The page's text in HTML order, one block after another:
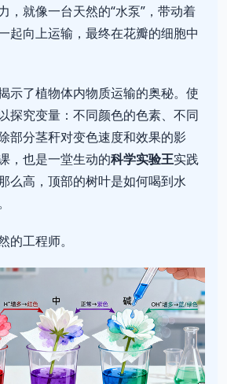
，就像一台天然的“水泵”，带动着
起向上运输，最终在花瓣的细胞中
示了植物体内物质运输的奥秘。使
探究变量：不同颜色的色素、不同
部分茎秆对变色速度和效果的影
，也是一堂生动的科学实验王实践
么高，顶部的树叶是如何喝到水
的工程师。